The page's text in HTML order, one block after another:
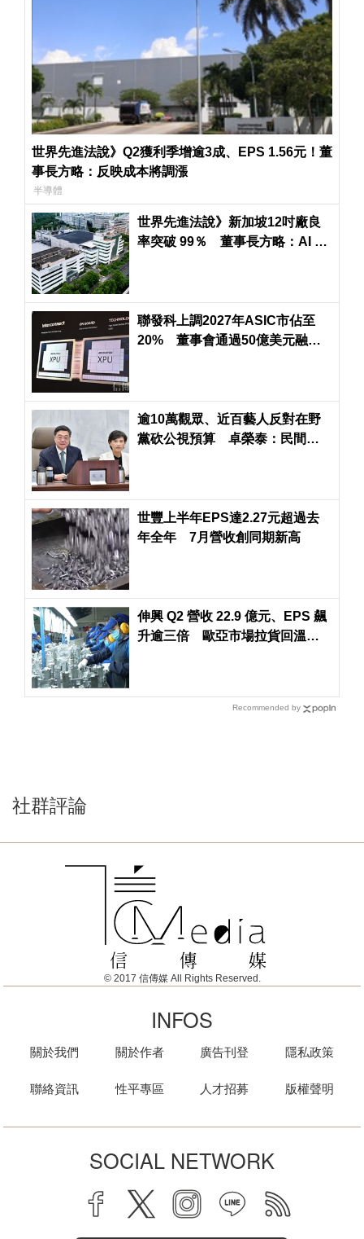
世界先進法說》Q2獲利季增逾3成、EPS 1.56元！董
事長方略：反映成本將調漲
半導體
世界先進法說》新加坡12吋廠良
率突破 99％ 董事長方略：AI 供
聯發科上調2027年ASIC市佔至
20% 董事會通過50億美元融資
逾10萬觀眾、近百藝人反對在野
黨砍公視預算 卓榮泰：民間希
世豐上半年EPS達2.27元超過去
年全年 7月營收創同期新高
伸興 Q2 營收 22.9 億元、EPS 飆
升逾三倍 歐亞市場拉貨回溫助
Recommended by
社群評論
© 2017 信傳媒 All Rights Reserved.
INFOS
關於我們
聯絡資訊
關於作者
性平專區
廣告刊登
人才招募
隱私政策
版權聲明
SOCIAL NETWORK
facebook twitter instagram